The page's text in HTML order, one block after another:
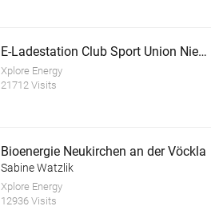
E-Ladestation Club Sport Union Niederöblarn
Xplore Energy
21712 Visits
Bioenergie Neukirchen an der Vöckla
Sabine Watzlik
Xplore Energy
12936 Visits